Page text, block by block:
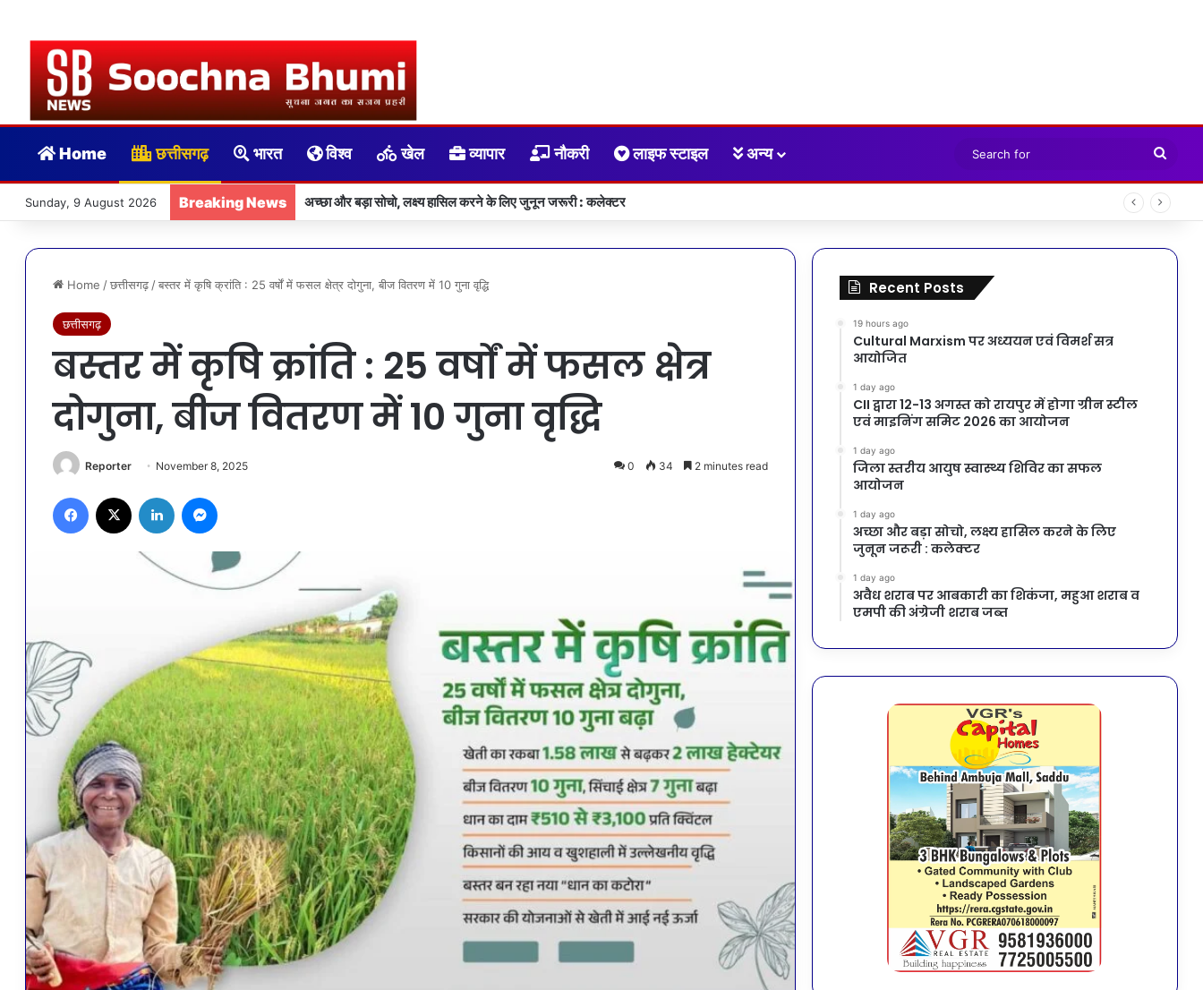
Home छत्तीसगढ़ भारत विश्व खेल व्यापार नौकरी लाइफ स्टाइल अन्य
for
Sunday, 9 August 2026 Breaking News अच्छा और बड़ा सोचो, लक्ष्य हासिल करने के लिए जुनून जरूरी : कलेक्टर
Home / छत्तीसगढ़ / बस्तर में कृषि क्रांति : 25 वर्षों में फसल क्षेत्र दोगुना, बीज वितरण में 10 गुना वृद्धि
छत्तीसगढ़
बस्तर में कृषि क्रांति : 25 वर्षों में फसल क्षेत्र
दोगुना, बीज वितरण में 10 गुना वृद्धि
Reporter November 8, 2025 0 34 2 minutes read
Facebook LinkedIn
Recent Posts
19 hours ago
Cultural Marxism पर अध्ययन एवं विमर्श सत्र
आयोजित
1 day ago
CII द्वारा 12-13 अगस्त को रायपुर में होगा ग्रीन स्टील
एवं माइनिंग समिट 2026 का आयोजन
1 day ago
जिला स्तरीय आयुष स्वास्थ्य शिविर का सफल
आयोजन
1 day ago
अच्छा और बड़ा सोचो, लक्ष्य हासिल करने के लिए
जुनून जरूरी : कलेक्टर
1 day ago
अवैध शराब पर आबकारी का शिकंजा, महुआ शराब व
एमपी की अंग्रेजी शराब जब्त